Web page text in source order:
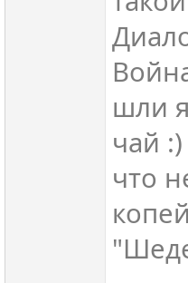
шли
чай
что